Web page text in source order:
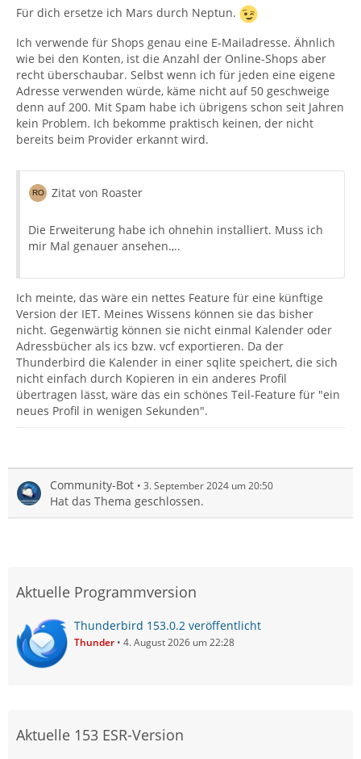
Für dich ersetze ich Mars durch Neptun.
Ich verwende für Shops genau eine E-Mailadresse. Ähnlich
wie bei den Konten, ist die Anzahl der Online-Shops aber
recht überschaubar. Selbst wenn ich für jeden eine eigene
Adresse verwenden würde, käme nicht auf 50 geschweige
denn auf 200. Mit Spam habe ich übrigens schon seit Jahren
kein Problem. Ich bekomme praktisch keinen, der nicht
bereits beim Provider erkannt wird.
Zitat von Roaster
Die Erweiterung habe ich ohnehin installiert. Muss ich
mir Mal genauer ansehen.,..
Ich meinte, das wäre ein nettes Feature für eine künftige
Version der IET. Meines Wissens können sie das bisher
nicht. Gegenwärtig können sie nicht einmal Kalender oder
Adressbücher als ics bzw. vcf exportieren. Da der
Thunderbird die Kalender in einer sqlite speichert, die sich
nicht einfach durch Kopieren in ein anderes Profil
übertragen lässt, wäre das ein schönes Teil-Feature für "ein
neues Profil in wenigen Sekunden".
Community-Bot 3. September 2024 um 20:50
Hat das Thema geschlossen.
Aktuelle Programmversion
Thunderbird 153.0.2 veröffentlicht
Thunder 4. August 2026 um 22:28
Aktuelle 153 ESR-Version